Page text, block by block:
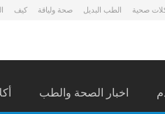
صحية الطب البديل صحة ولياقة كيف
اخبار الصحة والطب